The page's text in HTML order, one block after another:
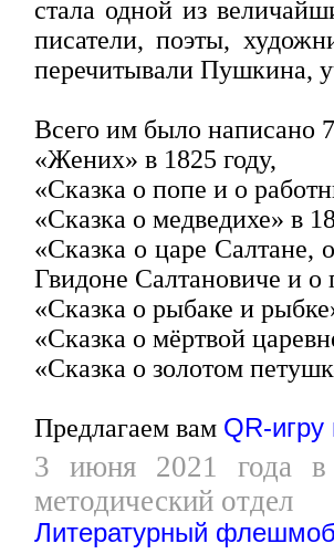
стала одной из
писатели, поэты,
перечитывали Пушкина,
Всего им было написано
«Жених» в 1825 году,
«Сказка о попе и о
«Сказка о медведихе» в
«Сказка о царе Салтане,
Гвидоне Салтановиче и о
«Сказка о рыбаке и
«Сказка о мёртвой
«Сказка о золотом
Предлагаем вам QR-
3 июня 2021 года в
методический отдел
Литературный